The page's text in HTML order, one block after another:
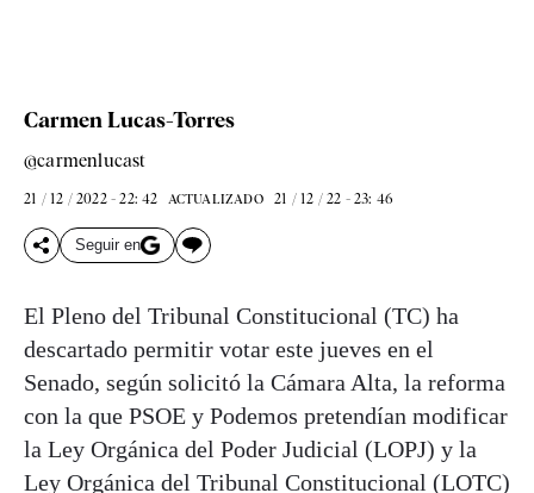
Carmen Lucas-Torres
@carmenlucast
21 / 12 / 2022 - 22: 42 ACTUALIZADO 21 / 12 / 22 - 23: 46
Seguir en
El Pleno del Tribunal Constitucional (TC) ha
descartado permitir votar este jueves en el
Senado, según solicitó la Cámara Alta, la reforma
con la que PSOE y Podemos pretendían modificar
la Ley Orgánica del Poder Judicial (LOPJ) y la
Ley Orgánica del Tribunal Constitucional (LOTC)